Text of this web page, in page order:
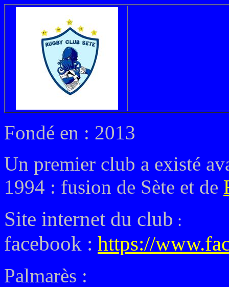
Fondé en : 2013
Un premier club a existé
1994 : fusion de Sète et de
Site internet du club :
facebook : https://
Palmarès :